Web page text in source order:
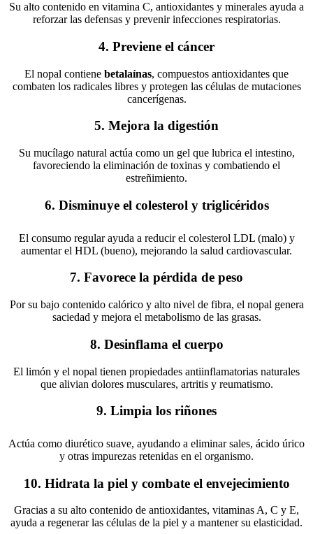
Su alto contenido en vitamina C, antioxidantes y minerales ayuda a
reforzar las defensas y prevenir infecciones respiratorias.
4. Previene el cáncer
El nopal contiene betalaínas, compuestos antioxidantes que
combaten los radicales libres y protegen las células de mutaciones
cancerígenas.
5. Mejora la digestión
Su mucílago natural actúa como un gel que lubrica el intestino,
favoreciendo la eliminación de toxinas y combatiendo el
estreñimiento.
6. Disminuye el colesterol y triglicéridos
El consumo regular ayuda a reducir el colesterol LDL (malo) y
aumentar el HDL (bueno), mejorando la salud cardiovascular.
7. Favorece la pérdida de peso
Por su bajo contenido calórico y alto nivel de fibra, el nopal genera
saciedad y mejora el metabolismo de las grasas.
8. Desinflama el cuerpo
El limón y el nopal tienen propiedades antiinflamatorias naturales
que alivian dolores musculares, artritis y reumatismo.
9. Limpia los riñones
Actúa como diurético suave, ayudando a eliminar sales, ácido úrico
y otras impurezas retenidas en el organismo.
10. Hidrata la piel y combate el envejecimiento
Gracias a su alto contenido de antioxidantes, vitaminas A, C y E,
ayuda a regenerar las células de la piel y a mantener su elasticidad.